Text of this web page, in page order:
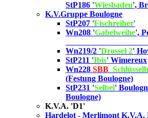
StP186 'Wiesbaden',
K.V.Gruppe Boulogne
StP207 'Fischreiher'
Wn208 'Gabelweihe',
Wn219/2 'Drossel 2'
StP211 'Ibis' Wimereux
Wn228 SBB
(Festung Boulogne)
StP231 'Selbei'
Boulogne)
K.V.A. 'D1'
Hardelot - Merlimont K.V.A.